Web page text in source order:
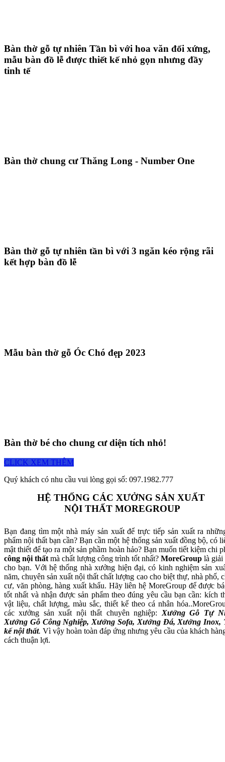
Bàn thờ gỗ tự nhiên Tần bì với hoa văn đối xứng,
mẫu bàn đồ lễ được thiết kế nhỏ gọn nhưng đầy
tinh tế
Bàn thờ chung cư Thăng Long - Number One
Bàn thờ gỗ tự nhiên tần bì với 3 ngăn kéo rộng rãi
kết hợp bàn đồ lễ
Mẫu bàn thờ gỗ Óc Chó đẹp 2023
Bàn thờ bé cho chung cư diện tích nhỏ!
CLICK XEM THÊM
Quý khách có nhu cầu vui lòng gọi số: 097.1982.777
HỆ THỐNG CÁC XƯỞNG SẢN XUẤT
NỘI THẤT MOREGROUP
Bạn đang tìm một nhà máy sản xuất để trực tiếp sản xuất ra
phẩm nội thất bạn cần? Bạn cần một hệ thống sản xuất đồng bộ, có
mật thiết để tạo ra một sản phầm hoàn hảo? Bạn muốn tiết kiệm chi
công nội thất mà chất lượng công trình tốt nhất? MoreGroup là giải
cho bạn. Với hệ thống nhà xưởng hiện đại, có kinh nghiệm sản
năm, chuyên sản xuất nội thất chất lượng cao cho biệt thự, nhà phố,
cư, văn phòng, hàng xuất khẩu. Hãy liên hệ MoreGroup để được
tốt nhất và nhận được sản phẩm theo đúng yêu cầu bạn cần: kích
vật liệu, chất lượng, màu sắc, thiết kế theo cá nhân
các xưởng sản xuất nội thất chuyên nghiệp: Xưởng Gỗ Tự
Xưởng Gỗ Công Nghiệp, Xưởng Sofa, Xưởng Đá, Xưởng Inox,
kế nội thất. Vì vậy hoàn toàn đáp ứng nhưng yêu cầu của khách
cách thuận lợi.